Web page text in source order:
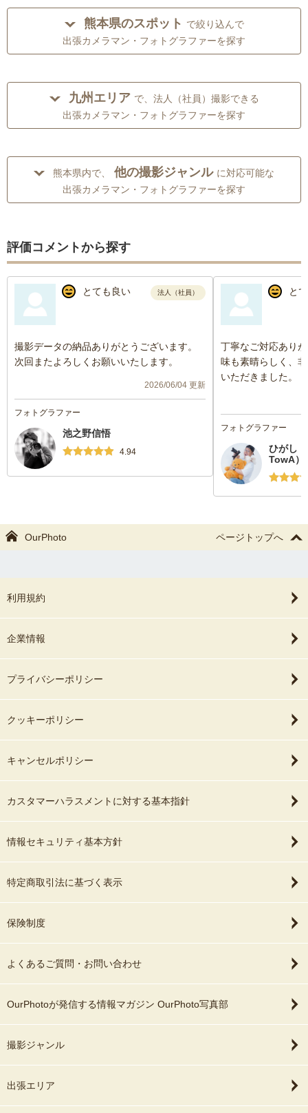
熊本県のスポット で絞り込んで
出張カメラマン・フォトグラファーを探す
九州エリア で、法人（社員）撮影できる
出張カメラマン・フォトグラファーを探す
熊本県内で、 他の撮影ジャンル に対応可能な
出張カメラマン・フォトグラファーを探す
評価コメントから探す
とても良い 法人（社員）
撮影データの納品ありがとうございます。
次回またよろしくお願いいたします。
2026/06/04 更新
フォトグラファー
池之野信悟
4.94
と
丁寧なご対応あり
味も素晴らしく、
いただきました。
フォトグラファー
ひがし
TowA）
OurPhoto ページトップへ
利用規約
企業情報
プライバシーポリシー
クッキーポリシー
キャンセルポリシー
カスタマーハラスメントに対する基本指針
情報セキュリティ基本方針
特定商取引法に基づく表示
保険制度
よくあるご質問・お問い合わせ
OurPhotoが発信する情報マガジン OurPhoto写真部
撮影ジャンル
出張エリア